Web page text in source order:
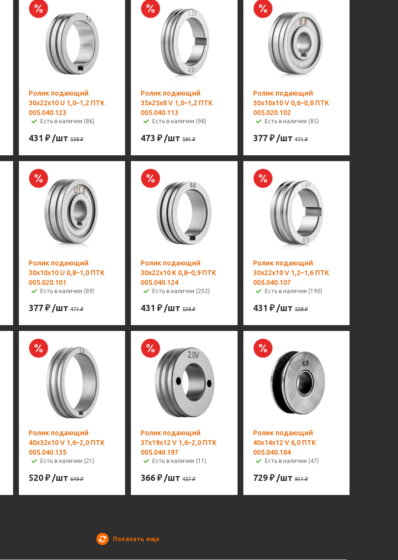
Ролик подающий
30х22х10 U 1,0–1,2 ПТК
005.040.123
Есть в наличии (86)
431 ₽ /шт 538₽
Ролик подающий
35х25х8 V 1,0–1,2 ПТК
005.040.113
Есть в наличии (98)
473 ₽ /шт 591₽
Ролик подающий
30х10х10 V 0,6–0,8 ПТК
005.020.102
Есть в наличии (85)
377₽ /шт 471₽
Ролик подающий
30х10х10 U 0,8–1,0 ПТК
005.020.101
Есть в наличии (89)
377₽ /шт 471₽
Ролик подающий
30х22х10 K 0,8–0,9 ПТК
005.040.124
Есть в наличии (202)
431 ₽ /шт 538₽
Ролик подающий
30х22х10 V 1,2–1,6 ПТК
005.040.107
Есть в наличии (190)
431 ₽ /шт 538₽
Ролик подающий
40х32х10 V 1,6–2,0 ПТК
005.040.135
Есть в наличии (21)
520₽ /шт 649₽
Ролик подающий
37х19х12 V 1,6–2,0 ПТК
005.040.197
Есть в наличии (11)
366 ₽ /шт 457₽
Ролик подающий
40х14х12 V 6,0 ПТК
005.040.184
Есть в наличии (47)
729₽ /шт 911₽
Показать еще